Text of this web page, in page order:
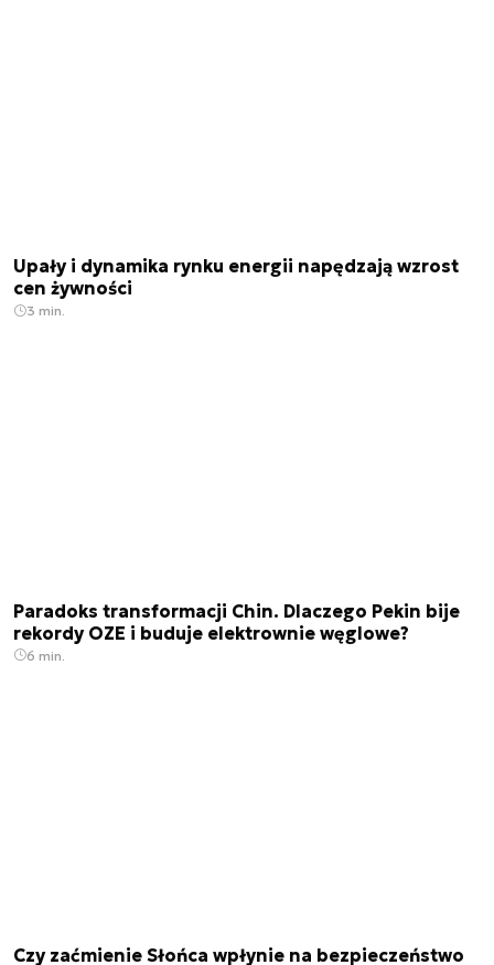
Upały i dynamika rynku energii napędzają wzrost
cen żywności
3 min.
Paradoks transformacji Chin. Dlaczego Pekin bije
rekordy OZE i buduje elektrownie węglowe?
6 min.
Czy zaćmienie Słońca wpłynie na bezpieczeństwo